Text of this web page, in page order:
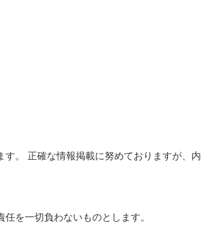
す。 正確な情報掲載に努めておりますが、内
任を一切負わないものとします。